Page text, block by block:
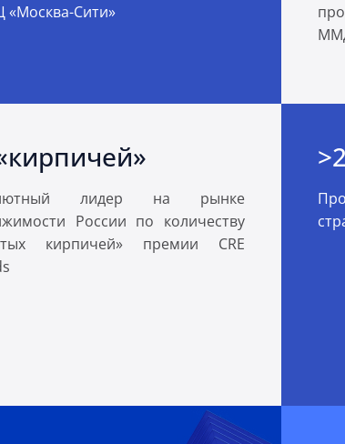
Сити»
лидер на рынке
России по количеству
кирпичей» премии CRE